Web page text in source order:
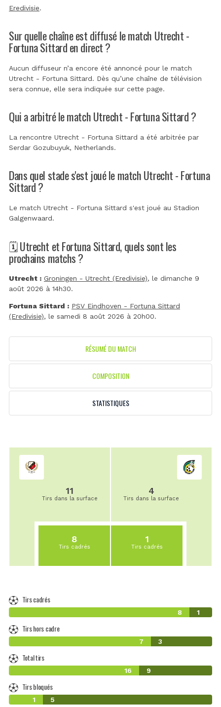
Eredivisie.
Sur quelle chaîne est diffusé le match Utrecht -
Fortuna Sittard en direct ?
Aucun diffuseur n’a encore été annoncé pour le match
Utrecht - Fortuna Sittard. Dès qu’une chaîne de télévision
sera connue, elle sera indiquée sur cette page.
Qui a arbitré le match Utrecht - Fortuna Sittard ?
La rencontre Utrecht - Fortuna Sittard a été arbitrée par
Serdar Gozubuyuk, Netherlands.
Dans quel stade s'est joué le match Utrecht - Fortuna
Sittard ?
Le match Utrecht - Fortuna Sittard s'est joué au Stadion
Galgenwaard.
🗓️ Utrecht et Fortuna Sittard, quels sont les
prochains matchs ?
Utrecht : Groningen - Utrecht (Eredivisie), le dimanche 9
août 2026 à 14h30.
Fortuna Sittard : PSV Eindhoven - Fortuna Sittard
(Eredivisie), le samedi 8 août 2026 à 20h00.
RÉSUMÉ DU MATCH
COMPOSITION
STATISTIQUES
11
Tirs dans la surface
8
Tirs cadrés
4
Tirs dans la surface
1
Tirs cadrés
Tirs cadrés
8 1
Tirs hors cadre
7 3
Total tirs
16 9
Tirs bloqués
1 5